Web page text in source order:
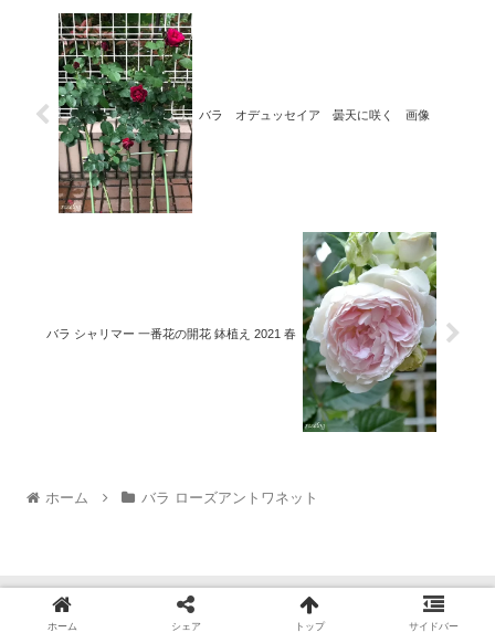
バラ オデュッセイア 曇天に咲く 画像
バラ シャリマー 一番花の開花 鉢植え 2021 春
ホーム バラ ローズアントワネット
ホーム シェア トップ サイドバー